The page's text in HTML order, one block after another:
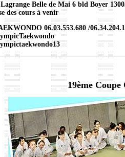
Belle de Mai 6 bld Boyer
des cours à venir
06.03.553.680 /
19ème